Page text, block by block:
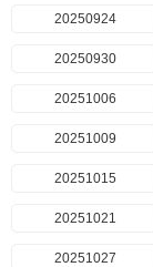
20250924
20250930
20251006
20251009
20251015
20251021
20251027